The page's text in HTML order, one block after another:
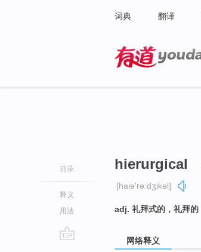
词典 翻译
目录
释义
用法
hierurgical
[haiə'rə:dʒikəl]
adj. 礼拜式的，礼拜的
网络释义